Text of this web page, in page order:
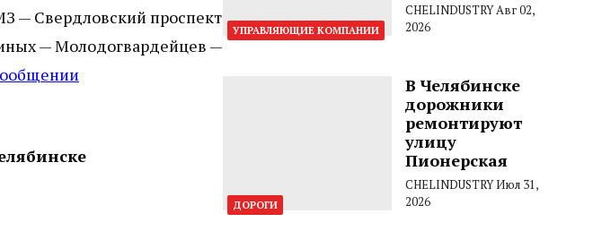
— Свердловский проспект
— Молодогвардейцев —
УПРАВЛЯЮЩИЕ КОМПАНИИ
CHELINDUSTRYАвг 02,
2026
ДОРОГИ
В Челябинске
дорожники
ремонтируют
улицу
Пионерская
CHELINDUSTRYИюл 31,
2026